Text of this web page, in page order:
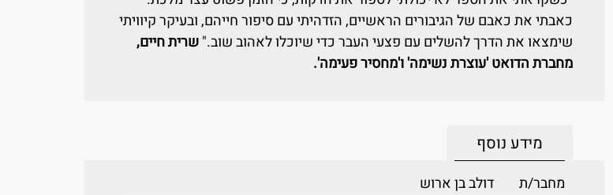
כאבתי את כאבם של הגיבורים הראשיים, הזדהיתי עם סיפור חייהם, ובעיקר קיוויתי
שימצאו את הדרך להשלים עם פצעי העבר כדי שיוכלו לאהוב שוב."שרית חיים,
מחברת הדואט 'עוצרת נשימה' ו'מחסיר פעימה'.
מידע נוסף
מחבר/ת
דולב בן ארוש